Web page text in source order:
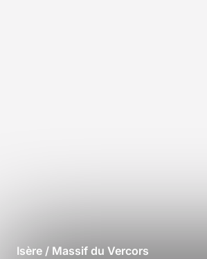
Isère / Massif du Vercors